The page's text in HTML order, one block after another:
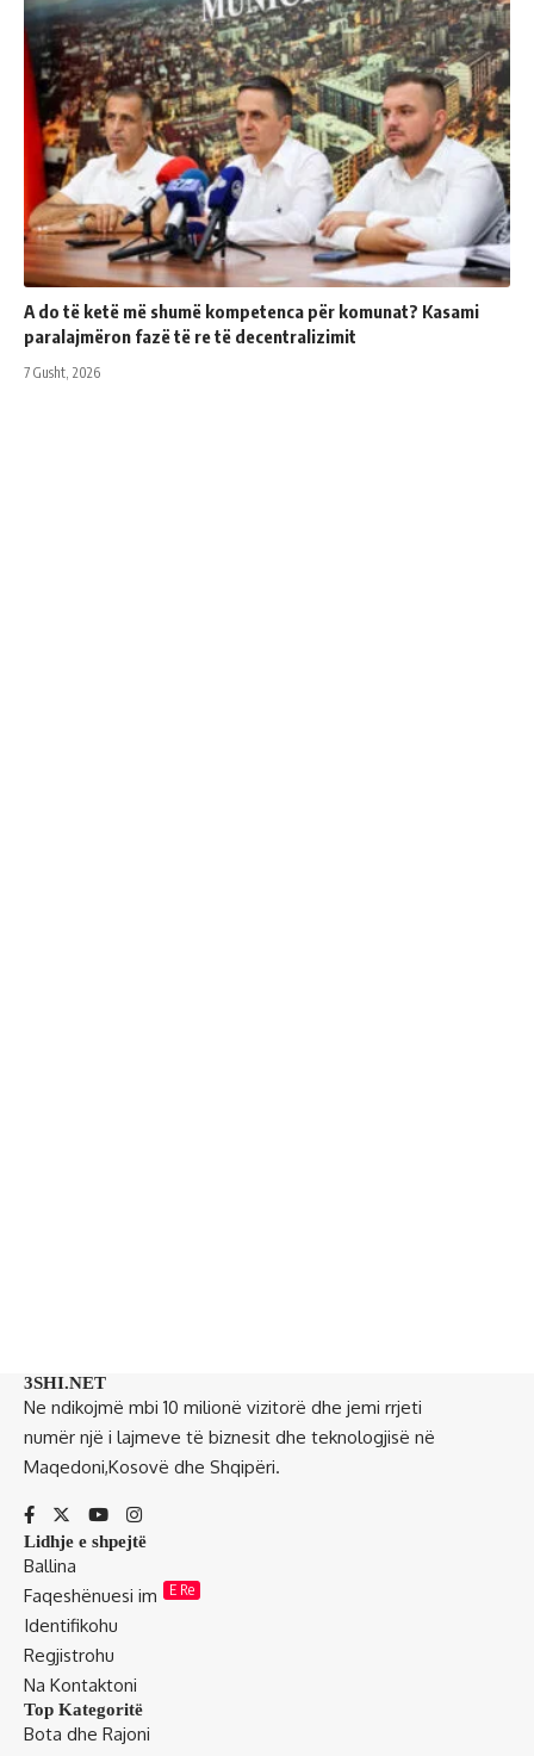
A do të ketë më shumë kompetenca për komunat? Kasami
paralajmëron fazë të re të decentralizimit
7 Gusht, 2026
3SHI.NET
Ne ndikojmë mbi 10 milionë vizitorë dhe jemi rrjeti
numër një i lajmeve të biznesit dhe teknologjisë në
Maqedoni,Kosovë dhe Shqipëri.
Lidhje e shpejtë
Ballina
Faqeshënuesi im
E Re
Identifikohu
Regjistrohu
Na Kontaktoni
Top Kategoritë
Bota dhe Rajoni